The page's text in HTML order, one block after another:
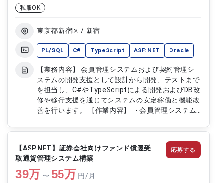
私服OK
東京都新宿区 / 新宿
PL/SQL C# TypeScript ASP.NET Oracle
【業務内容】 会員管理システムおよび契約管理シ
ステムの開発支援として設計から開発、テストまで
を担当し、C#やTypeScriptによる開発およびDB改
修や移行支援を通じてシステムの安定稼働と機能改
善を行います。 【作業内容】 ・会員管理システム
応 ・C#およびTypeScriptによる開発対応 ・
PL/SQLによるDB改修対応 ・OracleDBから
PostgreSQLへの移行支援対応
【ASP.NET】証券会社向けファンド償還受
取通貨管理システム構築
39万 〜 55万 円/月
応募する